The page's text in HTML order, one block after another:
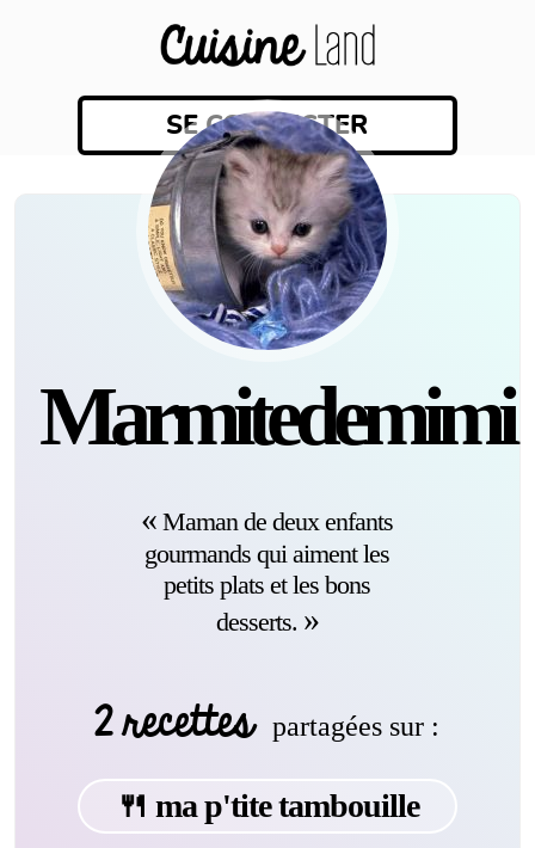
SE CONNECTER
marmitedemimi
Maman de deux enfants
gourmands qui aiment les
petits plats et les bons
desserts.
2 recettes partagées sur :
🍴 ma p'tite tambouille